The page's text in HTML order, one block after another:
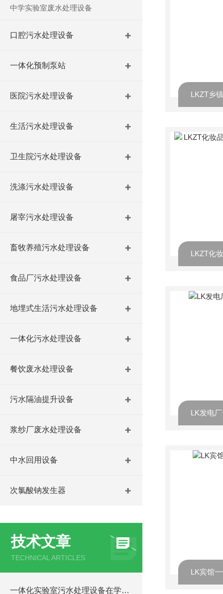
中学实验室废水处理设备
口腔污水处理设备
一体化预制泵站
医院污水处理设备
生活污水处理设备
卫生院污水处理设备
洗涤污水处理设备
屠宰污水处理设备
畜牧养殖污水处理设备
食品厂污水处理设备
地埋式生活污水处理设备
一体化污水处理设备
餐饮废水处理设备
污水隔油提升设备
浆纱厂废水处理设备
中水回用设备
次氯酸钠发生器
技术文章
TECHNICAL ARTICLES
一体化实验室污水处理设备在学校化学实验室的应用
LKZT乡
LK发电
LK宾馆